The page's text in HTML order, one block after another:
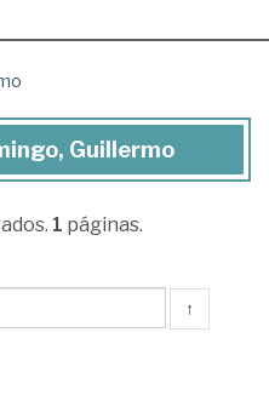
Guillermo
1 páginas.
↑